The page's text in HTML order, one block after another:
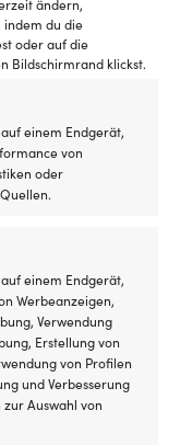
ändern,
indem du die
oder auf die
Bildschirmrand klickst.
einem Endgerät,
von
oder
einem Endgerät,
Werbeanzeigen,
Verwendung
Erstellung von
von Profilen
und Verbesserung
Auswahl von
Musto Original Short-
Mazarine Blue,
war:
59,99 €
ist:
Helly Hansen Crew
Midlayer 2.0, Washed